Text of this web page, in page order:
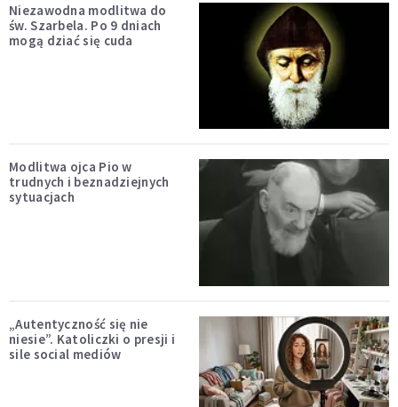
Niezawodna modlitwa do
św. Szarbela. Po 9 dniach
mogą dziać się cuda
Modlitwa ojca Pio w
trudnych i beznadziejnych
sytuacjach
„Autentyczność się nie
niesie”. Katoliczki o presji i
sile social mediów